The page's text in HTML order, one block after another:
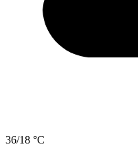
36/18 °C